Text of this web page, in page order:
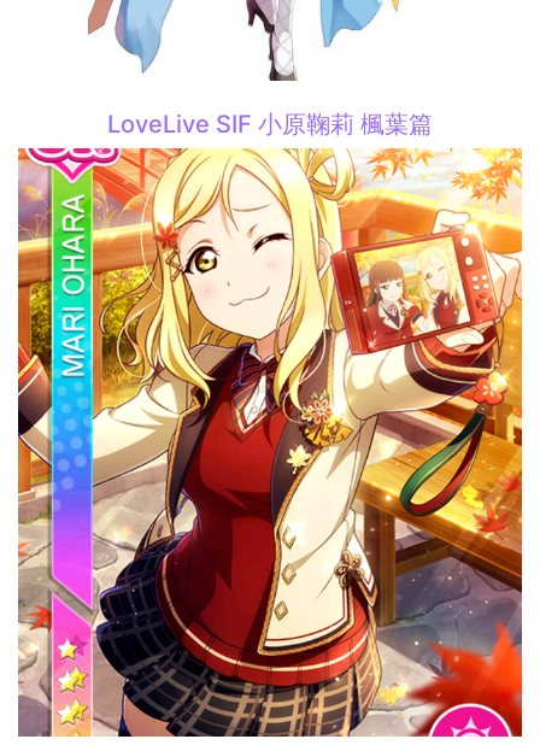
LoveLive SIF 小原鞠莉 楓葉篇